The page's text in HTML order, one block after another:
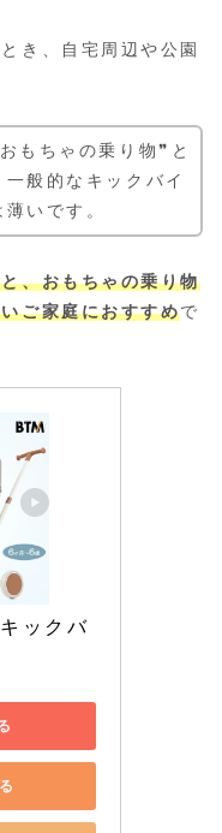
き、自宅周辺や公園
もちゃの乗り物❞と
般的なキックバイ
いです。
、おもちゃの乗り物
ご家庭におすすめで
ックバ